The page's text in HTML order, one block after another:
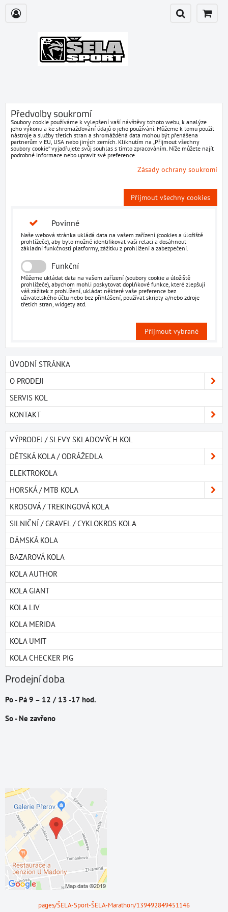
Předvolby soukromí
Soubory cookie používáme k vylepšení vaší návštěvy tohoto webu, k analýze
jeho výkonu a ke shromažďování údajů o jeho používání. Můžeme k tomu použít
nástroje a služby třetích stran a shromážděná data mohou být přenášena
partnerům v EU, USA nebo jiných zemích. Kliknutím na „Přijmout všechny
soubory cookie“ vyjadřujete svůj souhlas s tímto zpracováním. Níže můžete najít
podrobné informace nebo upravit své preference.
Zásady ochrany soukromí
Přijmout všechny cookies
Povinné
Naše webová stránka ukládá data na vašem zařízení (cookies a úložiště
prohlížeče), aby bylo možné identifikovat vaši relaci a dosáhnout
základní funkčnosti platformy, zážitku z prohlížení a zabezpečení.
Funkční
Můžeme ukládat data na vašem zařízení (soubory cookie a úložiště
prohlížeče), abychom mohli poskytovat doplňkové funkce, které zlepšují
váš zážitek z prohlížení, ukládat některé vaše preference bez
uživatelského účtu nebo bez přihlášení, používat skripty a/nebo zdroje
třetích stran, widgety atd.
Přijmout vybrané
ÚVODNÍ STRÁNKA
O PRODEJI
SERVIS KOL
KONTAKT
VÝPRODEJ / SLEVY SKLADOVÝCH KOL
DĚTSKÁ KOLA / ODRÁŽEDLA
ELEKTROKOLA
HORSKÁ / MTB KOLA
KROSOVÁ / TREKINGOVÁ KOLA
SILNIČNÍ / GRAVEL / CYKLOKROS KOLA
DÁMSKÁ KOLA
BAZAROVÁ KOLA
KOLA AUTHOR
KOLA GIANT
KOLA LIV
KOLA MERIDA
KOLA UMIT
KOLA CHECKER PIG
Prodejní doba
Po - Pá 9 – 12 / 13 -17 hod.
So - Ne zavřeno
pages/ŠELA-Sport-ŠELA-Marathon/139492849451146